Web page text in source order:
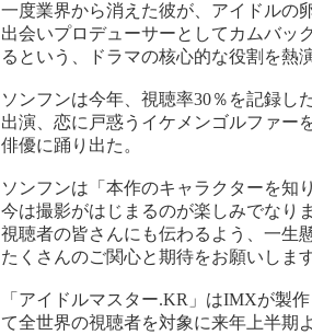
一度業界から消えた彼が、アイドルの
出会いプロデューサーとしてカムバッ
るという、ドラマの核心的な役割を熱
ソンフンは今年、視聴率30％を記録し
出演、恋に戸惑うイケメンゴルファー
俳優に踊り出た。
ソンフンは「本作のキャラクターを知
今は撮影がはじまるのが楽しみでなり
視聴者の皆さんにも伝わるよう、一生
たくさんのご関心と期待をお願いしま
「アイドルマスター.KR」はIMXが製
て全世界の視聴者を対象に来年上半期